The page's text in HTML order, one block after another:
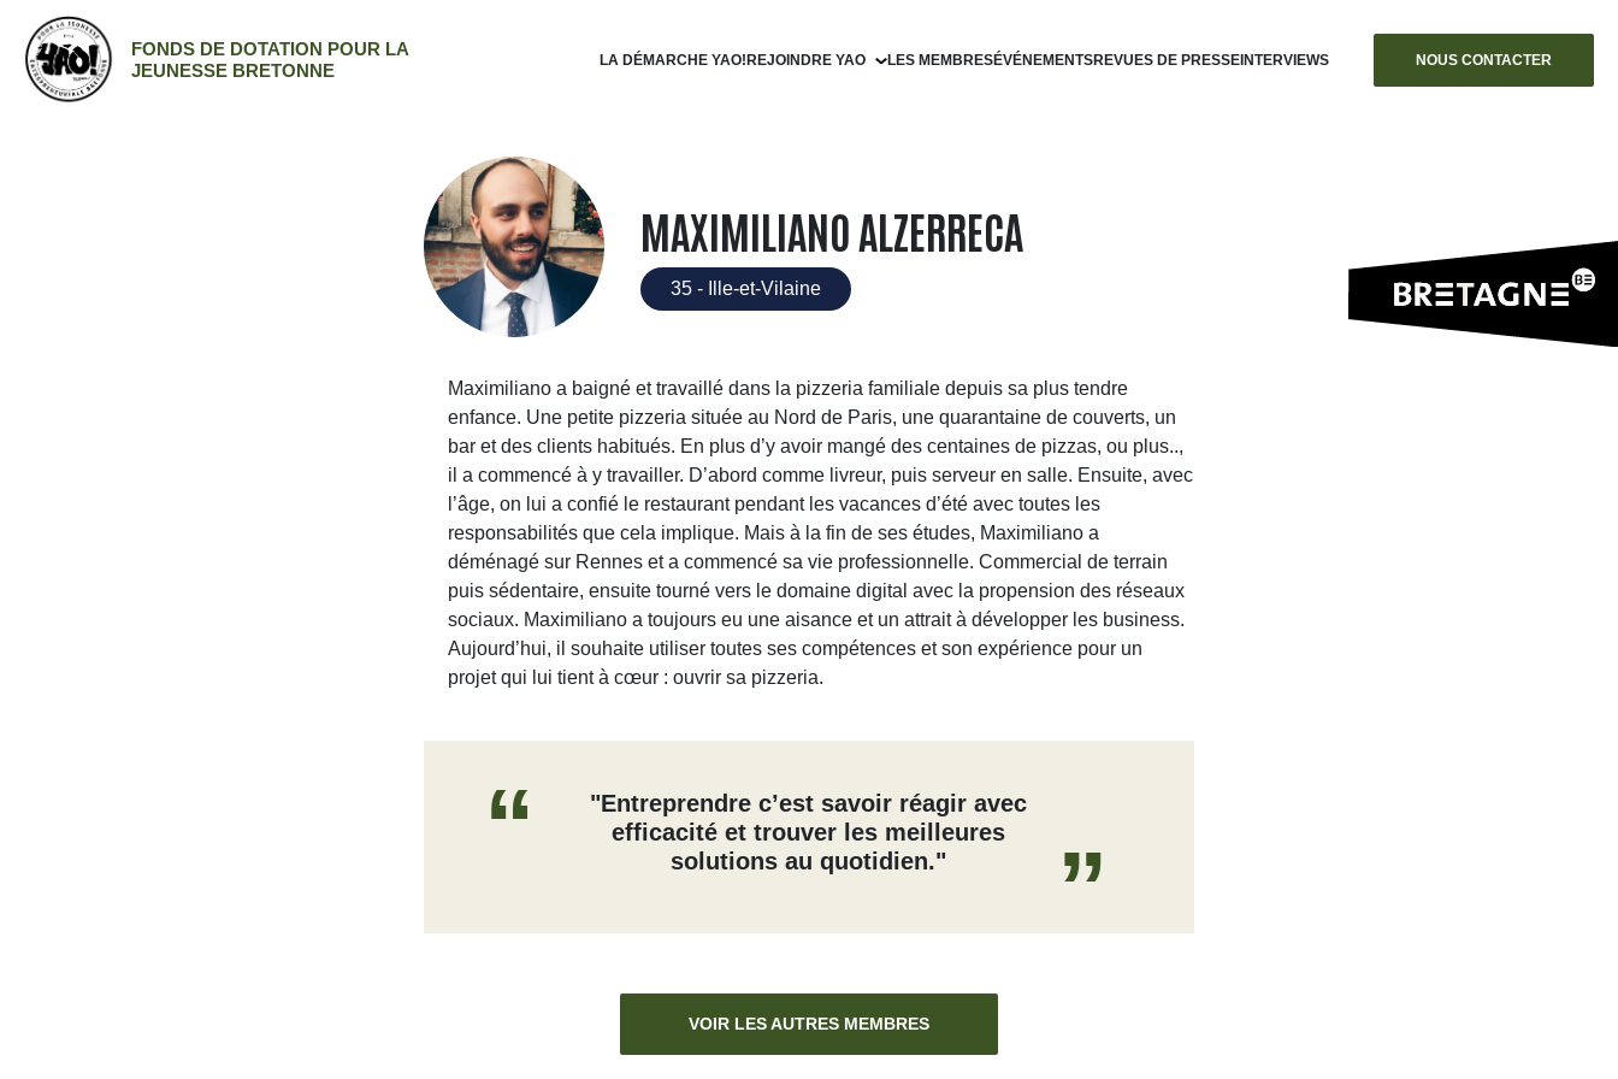
FONDS DE DOTATION POUR LA
JEUNESSE BRETONNE
LA DÉMARCHE YAO! REJOINDRE YAO LES MEMBRESÉVÉNEMENTSREVUES DE PRESSE INTERVIEWS NOUS CONTACTER
MAXIMILIANO ALZERRECA
35 - Ille-et-Vilaine
Maximiliano a baigné et travaillé dans la pizzeria familiale depuis sa plus tendre
enfance. Une petite pizzeria située au Nord de Paris, une quarantaine de couverts, un
bar et des clients habitués. En plus d’y avoir mangé des centaines de pizzas, ou plus..,
il a commencé à y travailler. D’abord comme livreur, puis serveur en salle. Ensuite, avec
l’âge, on lui a confié le restaurant pendant les vacances d’été avec toutes les
responsabilités que cela implique. Mais à la fin de ses études, Maximiliano a
déménagé sur Rennes et a commencé sa vie professionnelle. Commercial de terrain
puis sédentaire, ensuite tourné vers le domaine digital avec la propension des réseaux
sociaux. Maximiliano a toujours eu une aisance et un attrait à développer les business.
Aujourd’hui, il souhaite utiliser toutes ses compétences et son expérience pour un
projet qui lui tient à cœur : ouvrir sa pizzeria.
"Entreprendre c’est savoir réagir avec
efficacité et trouver les meilleures
solutions au quotidien."
VOIR LES AUTRES MEMBRES